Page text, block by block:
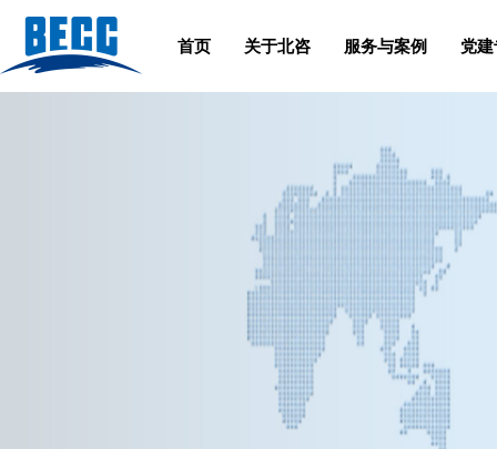
首页 关于北咨 服务与案例 党